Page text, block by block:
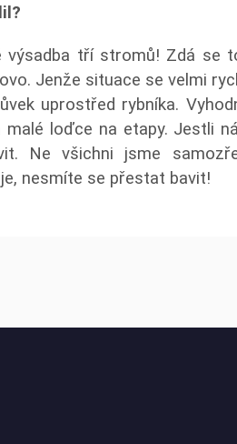
výsadba tří stromů! Zdá se
Jenže situace se velmi
uprostřed rybníka.
malé loďce na etapy. Jestli
Ne všichni jsme
nesmíte se přestat bavit!